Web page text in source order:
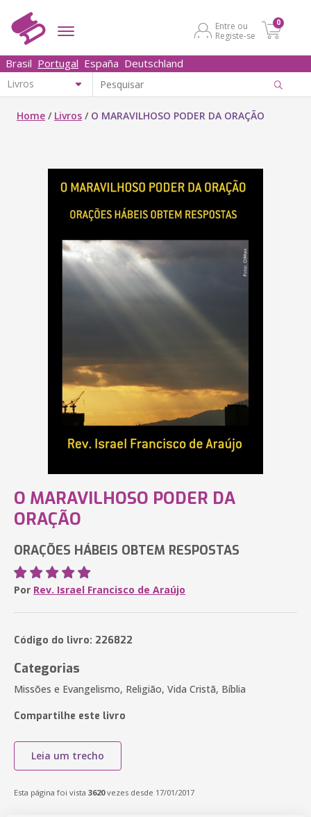
Entre ou
Registe-se
0
Brasil Portugal España Deutschland
Home / Livros / O MARAVILHOSO PODER DA ORAÇÃO
O MARAVILHOSO PODER DA
ORAÇÃO
ORAÇÕES HÁBEIS OBTEM RESPOSTAS
Por Rev. Israel Francisco de Araújo
Código do livro: 226822
Categorias
Missões e Evangelismo, Religião, Vida Cristã, Bíblia
Compartilhe este livro
Leia um trecho
Esta página foi vista 3620vezes desde 17/01/2017